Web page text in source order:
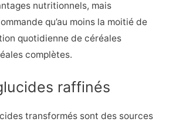
nutritionnels, mais
qu’au moins la moitié de
quotidienne de céréales
complètes.
raffinés
transformés sont des sources